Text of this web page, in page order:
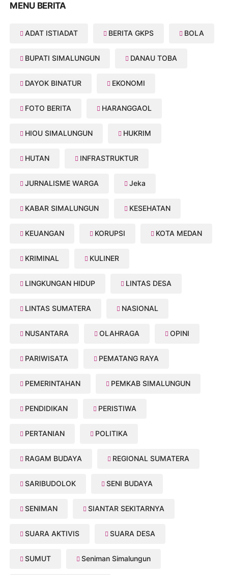
MENU BERITA
ADAT ISTIADAT BERITA GKPS BOLA
BUPATI SIMALUNGUN DANAU TOBA
DAYOK BINATUR EKONOMI
FOTO BERITA HARANGGAOL
HIOU SIMALUNGUN HUKRIM
HUTAN INFRASTRUKTUR
JURNALISME WARGA Jeka
KABAR SIMALUNGUN KESEHATAN
KEUANGAN KORUPSI KOTA MEDAN
KRIMINAL KULINER
LINGKUNGAN HIDUP LINTAS DESA
LINTAS SUMATERA NASIONAL
NUSANTARA OLAHRAGA OPINI
PARIWISATA PEMATANG RAYA
PEMERINTAHAN PEMKAB SIMALUNGUN
PENDIDIKAN PERISTIWA
PERTANIAN POLITIKA
RAGAM BUDAYA REGIONAL SUMATERA
SARIBUDOLOK SENI BUDAYA
SENIMAN SIANTAR SEKITARNYA
SUARA AKTIVIS SUARA DESA
SUMUT Seniman Simalungun